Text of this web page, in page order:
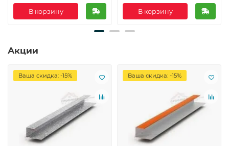
В корзину В корзину
Акции
Ваша скидка: -15% Ваша скидка: -15%